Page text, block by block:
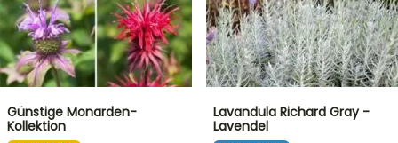
Günstige Monarden-
Kollektion
Lavandula Richard Gray -
Lavendel